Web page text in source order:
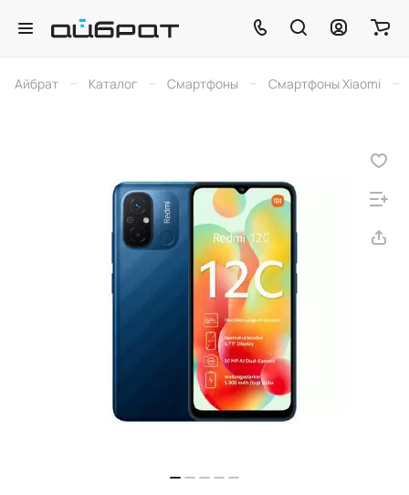
Айбрат – Каталог – Смартфоны – Смартфоны Xiaomi –